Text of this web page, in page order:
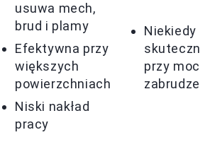
usuwa mech,
brud i plamy
Efektywna przy
większych
powierzchniach
Niski nakład
pracy
Niekiedy
skuteczna
przy